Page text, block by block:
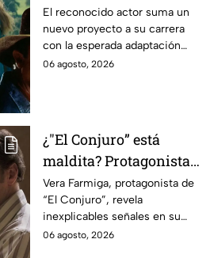
antes de morir: esto es
lo que se sabe hasta
ahora
El reconocido actor suma un
nuevo proyecto a su carrera
con la esperada adaptación
cinematográfica del popular
06 agosto, 2026
¿"El Conjuro” está
maldita? Protagonista
revela INQUIETANTES
señales en su cuerpo
durante la grabación de
la película
Vera Farmiga, protagonista de
“El Conjuro”, revela
inexplicables señales en su
cuerpo durante el rodaje de la
06 agosto, 2026